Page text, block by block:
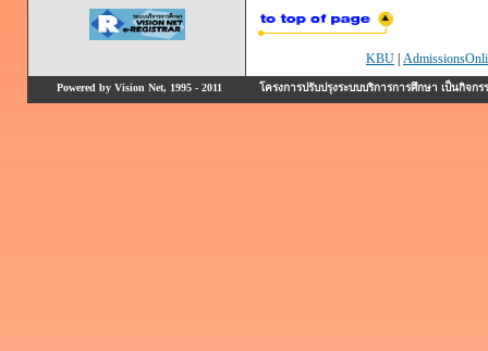
KBU
Powered by Vision Net, 1995 - 2011 โครงการปรับปรุงระบบบริการการศึกษา เป็นกิ